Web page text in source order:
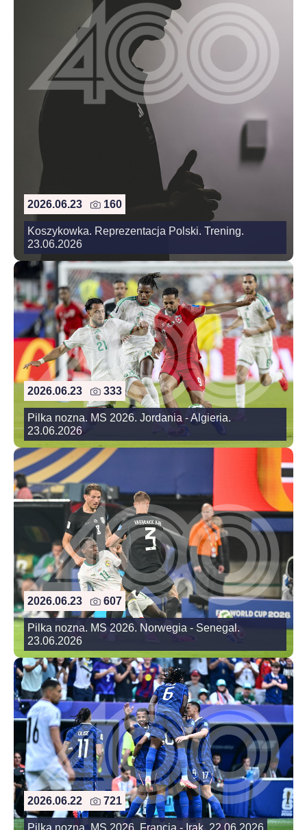
2026.06.23 160
Koszykowka. Reprezentacja Polski. Trening.
23.06.2026
2026.06.23 333
Pilka nozna. MS 2026. Jordania - Algieria.
23.06.2026
2026.06.23 607
Pilka nozna. MS 2026. Norwegia - Senegal.
23.06.2026
2026.06.22 721
Pilka nozna. MS 2026. Francja - Irak. 22.06.2026